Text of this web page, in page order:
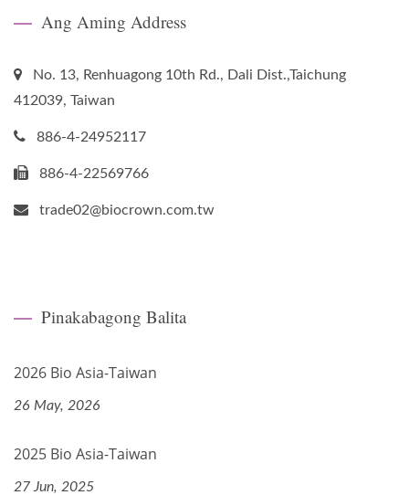
Ang Aming Address
No. 13, Renhuagong 10th Rd., Dali Dist.,Taichung
412039, Taiwan
886-4-24952117
886-4-22569766
trade02@biocrown.com.tw
Pinakabagong Balita
2026 Bio Asia-Taiwan
26 May, 2026
2025 Bio Asia-Taiwan
27 Jun, 2025